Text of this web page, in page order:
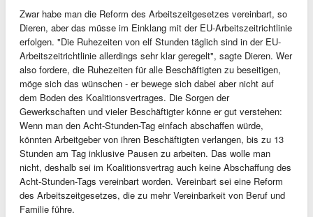
Zwar habe man die Reform des Arbeitszeitgesetzes vereinbart, so
Dieren, aber das müsse im Einklang mit der EU-Arbeitszeitrichtlinie
erfolgen. "Die Ruhezeiten von elf Stunden täglich sind in der EU-
Arbeitszeitrichtlinie allerdings sehr klar geregelt", sagte Dieren. Wer
also fordere, die Ruhezeiten für alle Beschäftigten zu beseitigen,
möge sich das wünschen - er bewege sich dabei aber nicht auf
dem Boden des Koalitionsvertrages. Die Sorgen der
Gewerkschaften und vieler Beschäftigter könne er gut verstehen:
Wenn man den Acht-Stunden-Tag einfach abschaffen würde,
könnten Arbeitgeber von ihren Beschäftigten verlangen, bis zu 13
Stunden am Tag inklusive Pausen zu arbeiten. Das wolle man
nicht, deshalb sei im Koalitionsvertrag auch keine Abschaffung des
Acht-Stunden-Tags vereinbart worden. Vereinbart sei eine Reform
des Arbeitszeitgesetzes, die zu mehr Vereinbarkeit von Beruf und
Familie führe.